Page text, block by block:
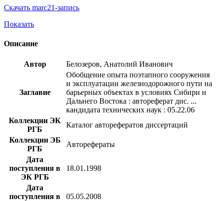
Скачать marc21-запись
Показать
Описание
Автор Белозеров, Анатолий Иванович
Заглавие
Обобщение опыта поэтапного сооружения
и эксплуатации железнодорожного пути на
барьерных объектах в условиях Сибири и
Дальнего Востока : автореферат дис. ...
кандидата технических наук : 05.22.06
Коллекции ЭК
РГБ
Каталог авторефератов диссертаций
Коллекции ЭБ
РГБ
Авторефераты
Дата
поступления в
ЭК РГБ
18.01.1998
Дата
поступления в
05.05.2008